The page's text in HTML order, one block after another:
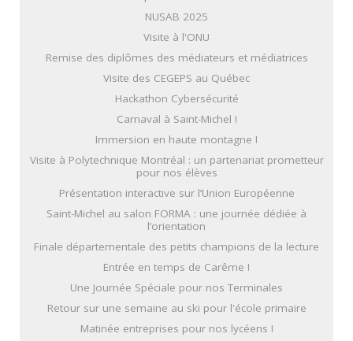
NUSAB 2025
Visite à l'ONU
Remise des diplômes des médiateurs et médiatrices
Visite des CEGEPS au Québec
Hackathon Cybersécurité
Carnaval à Saint-Michel !
Immersion en haute montagne !
Visite à Polytechnique Montréal : un partenariat prometteur
pour nos élèves
Présentation interactive sur l’Union Européenne
Saint-Michel au salon FORMA : une journée dédiée à
l’orientation
Finale départementale des petits champions de la lecture
Entrée en temps de Carême !
Une Journée Spéciale pour nos Terminales
Retour sur une semaine au ski pour l'école primaire
Matinée entreprises pour nos lycéens !